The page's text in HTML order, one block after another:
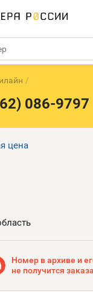
086-9797
цена
Номер в архиве и
не получится